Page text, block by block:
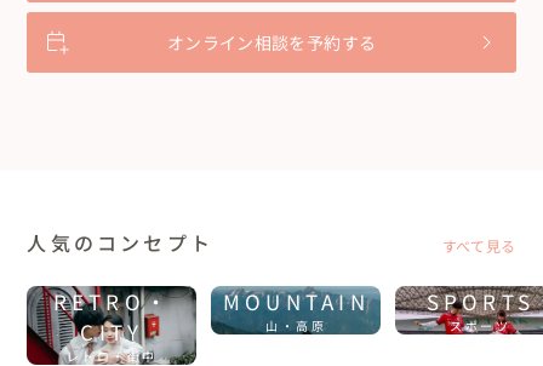
オンライン相談を予約する
人気のコンセプト すべて見る
RETRO・
CITY
レトロ・街中
MOUNTAIN
山・高原
SPORTS
スポーツ